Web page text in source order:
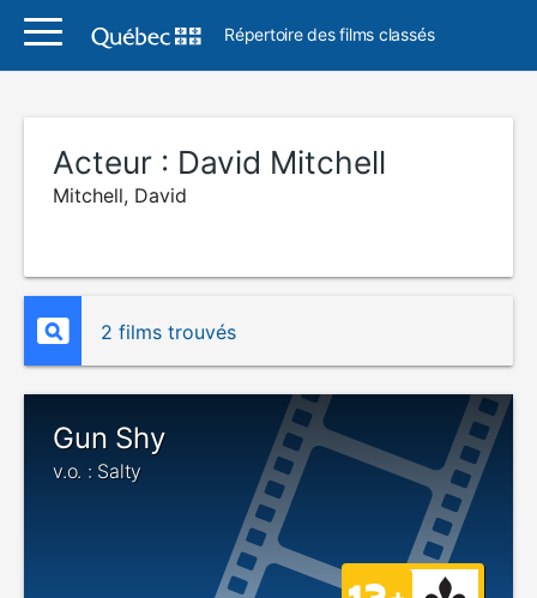
Répertoire des films classés
Acteur : David Mitchell
Mitchell, David
2 films trouvés
Gun Shy
v.o. : Salty